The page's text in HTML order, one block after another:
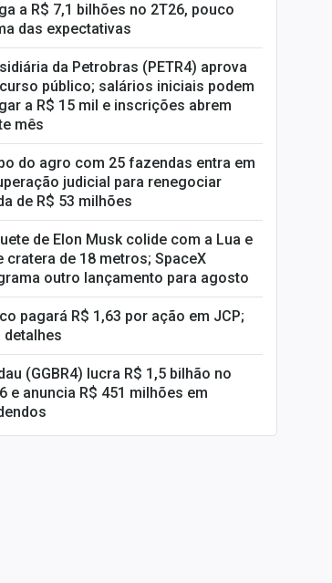
a R$ 7,1 bilhões no 2T26, pouco
das expectativas
da Petrobras (PETR4) aprova
público; salários iniciais podem
a R$ 15 mil e inscrições abrem
mês
do agro com 25 fazendas entra em
judicial para renegociar
de R$ 53 milhões
de Elon Musk colide com a Lua e
cratera de 18 metros; SpaceX
outro lançamento para agosto
pagará R$ 1,63 por ação em JCP;
detalhes
(GGBR4) lucra R$ 1,5 bilhão no
e anuncia R$ 451 milhões em